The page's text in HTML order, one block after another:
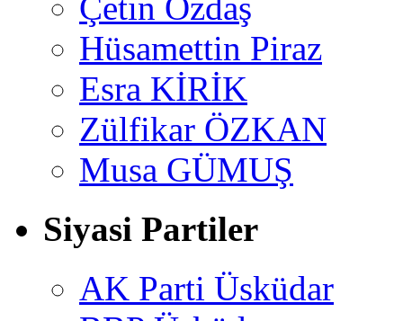
Hüsamettin Piraz
Esra KİRİK
Zülfikar ÖZKAN
Musa GÜMUŞ
Siyasi Partiler
AK Parti Üsküdar